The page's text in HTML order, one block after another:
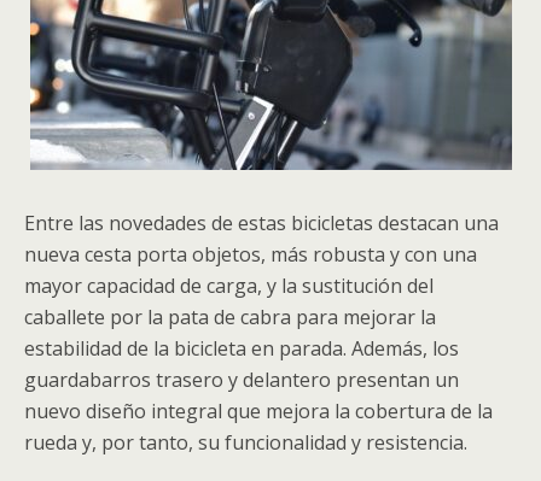
Entre las novedades de estas bicicletas destacan una
nueva cesta porta objetos, más robusta y con una
mayor capacidad de carga, y la sustitución del
caballete por la pata de cabra para mejorar la
estabilidad de la bicicleta en parada. Además, los
guardabarros trasero y delantero presentan un
nuevo diseño integral que mejora la cobertura de la
rueda y, por tanto, su funcionalidad y resistencia.